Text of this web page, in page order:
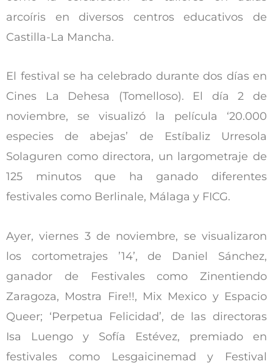
arcoíris en diversos centros educativos de
Castilla-La Mancha.
El festival se ha celebrado durante dos días en
Cines La Dehesa (Tomelloso). El día 2 de
noviembre, se visualizó la película ‘20.000
especies de abejas’ de Estíbaliz Urresola
Solaguren como directora, un largometraje de
125 minutos que ha ganado diferentes
festivales como Berlinale, Málaga y FICG.
Ayer, viernes 3 de noviembre, se visualizaron
los cortometrajes ’14’, de Daniel Sánchez,
ganador de Festivales como Zinentiendo
Zaragoza, Mostra Fire!!, Mix Mexico y Espacio
Queer; ‘Perpetua Felicidad’, de las directoras
Isa Luengo y Sofía Estévez, premiado en
festivales como Lesgaicinemad y Festival